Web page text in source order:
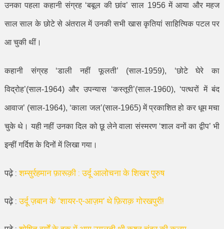
उनका पहला कहानी संग्रह ‘बबूल की छांव’साल 1956में आया और महज
साल साल के छोटे से अंतराल में उनकी सभी खास कृतियां साहित्यिक पटल पर
आ चुकी थीं।
कहानी संग्रह ‘डाली नहीं फूलती’ (साल-1959), ‘छोटे घेरे का
विद्रोह’(साल-1964)और उपन्यास ‘कस्तूरी’(साल-1960), ‘पत्थरों में बंद
आवाज’ (साल-1964), ‘काला जल’(साल-1965)में प्रकाशित हो कर धूम मचा
चुके थे। यही नहीं उनका दिल को छू लेने वाला संस्मरण ‘शाल वनों का द्वीप’भी
इन्हीं गर्दिश के दिनों में लिखा गया।
पढ़े :शम्‍सुर्रहमान फ़ारूक़ी : उर्दू आलोचना के शिखर पुरुष
पढ़े :उर्दू ज़बान के ‘शायर-ए-आज़म’ थे फ़िराक़ गोरखपुरी!